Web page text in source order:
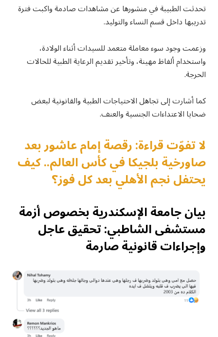
تحدثت الطبيبة في منشورها عن مشاهدات صادمة واكبت فترة
تدريبها داخل قسم النساء والتوليد.
وزعمت وجود سوء معاملة متعمد للسيدات أثناء الولادة،
واستخدام ألفاظ مهينة، وتأخير تقديم الرعاية الطبية للحالات
الحرجة.
كما أشارت إلى تجاهل الاحتياجات الطبية والقانونية لبعض
ضحايا الاعتداءات الجنسية والعنف.
لا تفوّت قراءة: رقصة إمام عاشور بعد
صاورخية بلجيكا في كأس العالم.. كيف
يحتفل نجم الأهلي بعد كل فوز؟
بيان جامعة الإسكندرية بخصوص أزمة
مستشفى الشاطبي: تحقيق عاجل
وإجراءات قانونية صارمة